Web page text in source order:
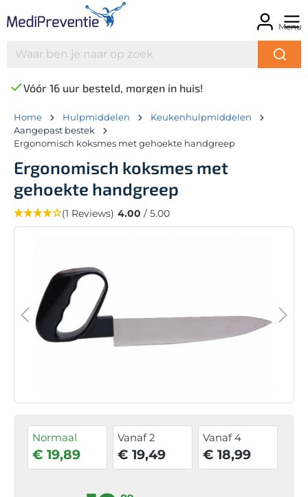
Menu
Vóór 16 uur besteld, morgen in huis!
Home Hulpmiddelen
Keukenhulpmiddelen
Aangepast bestek
Ergonomisch koksmes met gehoekte handgreep
Ergonomisch koksmes met
gehoekte handgreep
(1 Reviews) 4.00 / 5.00
Normaal
€ 19,89
Vanaf 2
€ 19,49
Vanaf 4
€ 18,99